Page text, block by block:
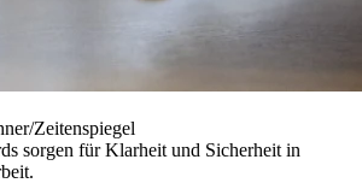
Zeitenspiegel
sorgen für Klarheit und Sicherheit in